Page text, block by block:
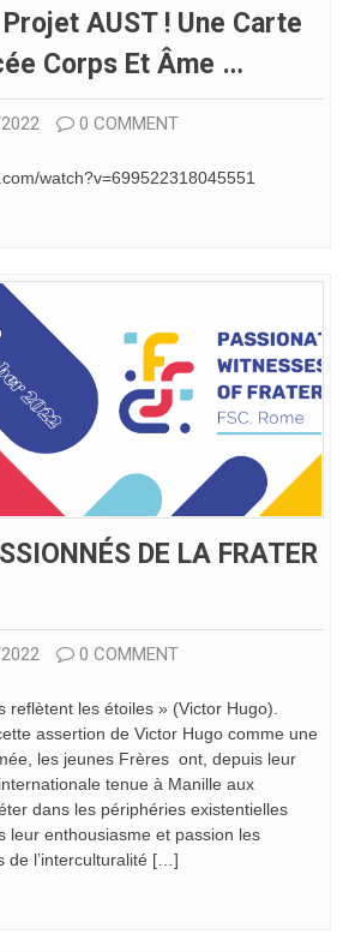
AUST ! Une Carte
Corps Et Âme …
0 COMMENT
watch?v=699522318045551
DE LA FRATER
0 COMMENT
reflètent les étoiles » (Victor Hugo).
assertion de Victor Hugo comme une
les jeunes Frères ont, depuis leur
tenue à Manille aux
dans les périphéries existentielles
leur enthousiasme et passion les
de l’interculturalité […]